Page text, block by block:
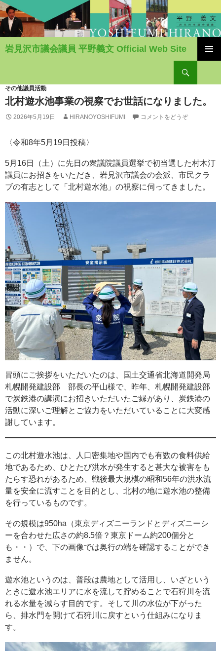
岩見沢市議会議員 平野義文 Official Web Site
ン
ツ
へ
移
その他議員活動
北村遊水池事業の視察でお世話になりました。
2026年5月19日 HIRANOYOSHIFUMI コメントをどうぞ
〈令和8年5月19日投稿〉
5月16日（土）に先日の衆議院議員選挙で初当選した村木汀
議員にお招きをいただき、岩見沢市議会の会派、市民クラ
ブの有志として「北村遊水池」の視察に伺ってきました。
冒頭にご挨拶をいただいたのは、国土交通省北海道開発局
札幌開発建設部 部長の平山様で、昨年、札幌開発建設部
で炭鉄港の講演にお招きいただいたご縁があり、炭鉄港の
活動に深いご理解とご協力をいただいていることに大変感
謝しています。
この北村遊水池は、人口密集地や国内でも有数の食料供給
地であるため、ひとたび洪水が発生すると甚大な被害をも
たらす恐れがあるため、戦後最大規模の昭和56年の洪水流
量を安全に流すことを目的とし、北村の地に遊水池の整備
を行っているものです。
その規模は950ha（東京ディズニーランドとディズニーシ
ーを合わせた広さの約8.5倍？東京ドーム約200個分と
も・・）で、下の画像では奥行の端を確認することができ
ません。
遊水池というのは、普段は農地として活用し、いざという
ときに遊水池エリアに水を流して貯めることで石狩川を流
れる水量を減らす目的です。そして川の水位が下がった
ら、排水門を開けて石狩川に戻すという仕組みになりま
す。